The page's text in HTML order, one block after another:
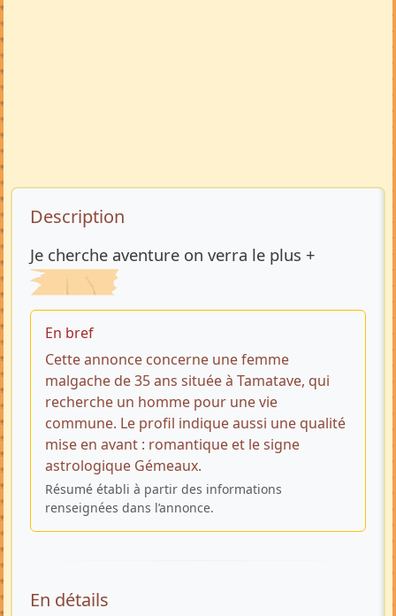
Description de l’annonce
Description
Je cherche aventure on verra le plus +
En bref
Cette annonce concerne une femme
malgache de 35 ans située à Tamatave, qui
recherche un homme pour une vie
commune. Le profil indique aussi une qualité
mise en avant : romantique et le signe
astrologique Gémeaux.
Résumé établi à partir des informations
renseignées dans l’annonce.
En détails